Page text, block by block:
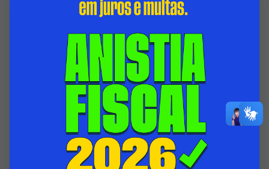
HOSPITAL ADÃO PEREIRA NUNES BATE MAIS
UM RECORDE HISTÓRICO COM 2.792
CIRURGIAS REALIZADAS NO MÊS JULHO
SECRETARIA MUNICIPAL DE SAÚDE
Acessar Notícia